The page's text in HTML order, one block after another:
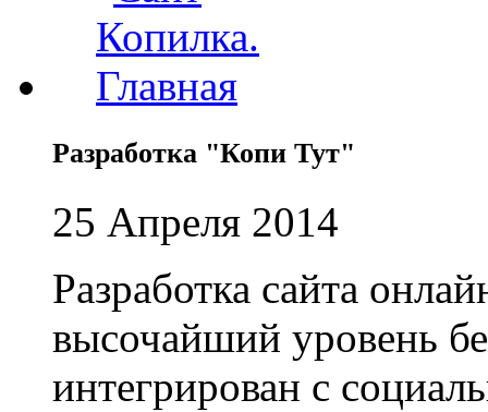
Разработка "Копи Тут"
25 Апреля 2014
Разработка сайта
высочайший уровень
интегрирован с